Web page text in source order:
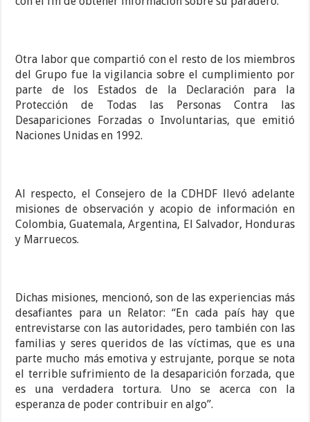
Otra labor que compartió con el resto de los miembros
del Grupo fue la vigilancia sobre el cumplimiento por
parte de los Estados de la Declaración para la
Protección de Todas las Personas Contra las
Desapariciones Forzadas o Involuntarias, que emitió
Naciones Unidas en 1992.
Al respecto, el Consejero de la CDHDF llevó adelante
misiones de observación y acopio de información en
Colombia, Guatemala, Argentina, El Salvador, Honduras
y Marruecos.
Dichas misiones, mencionó, son de las experiencias más
desafiantes para un Relator: “En cada país hay que
entrevistarse con las autoridades, pero también con las
familias y seres queridos de las víctimas, que es una
parte mucho más emotiva y estrujante, porque se nota
el terrible sufrimiento de la desaparición forzada, que
es una verdadera tortura. Uno se acerca con la
esperanza de poder contribuir en algo”.